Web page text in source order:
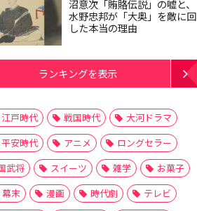
沼意次「賄賂伝説」の嘘と、
水野忠邦が「大奥」を敵に回
した本当の理由
ランキングを表示
江戸時代 戦国時代
大河ドラマ
平安時代
アニメ
ロングセラー
武将
スイーツ 雑学
お菓子
幕末
漫画 時代劇
テレビ